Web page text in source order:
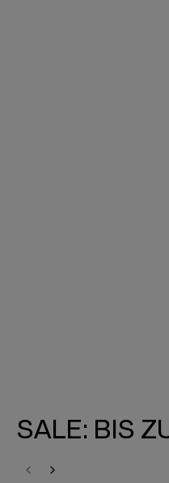
SALE: BIS